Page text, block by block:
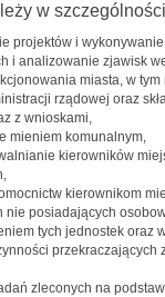
w
projektów i wykonywanie
i analizowanie zjawisk
miasta, w
rządowej oraz
z wnioskami,
mieniem komunalnym,
kierowników
kierownikom
nie posiadających
tych jednostek oraz
przekraczających
zleconych na